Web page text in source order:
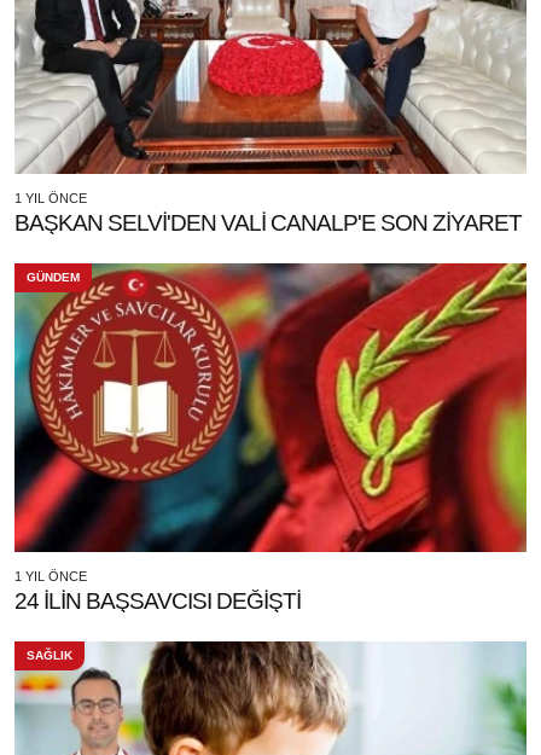
1 YIL ÖNCE
BAŞKAN SELVİ'DEN VALİ CANALP'E SON ZİYARET
GÜNDEM
1 YIL ÖNCE
24 İLİN BAŞSAVCISI DEĞİŞTİ
SAĞLIK